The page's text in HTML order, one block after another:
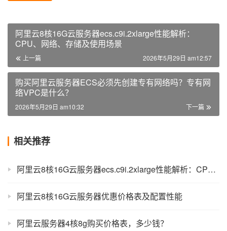
阿里云8核16G云服务器ecs.c9i.2xlarge性能解析：
CPU、网络、存储及使用场景
上一篇 2026年5月29日 am12:57
购买阿里云服务器ECS必须先创建专有网络吗？专有网
络VPC是什么？
下一篇
2026年5月29日 am10:32
相关推荐
阿里云8核16G云服务器ecs.c9i.2xlarge性能解析：CPU、网络、存储及使用场景
阿里云8核16G云服务器优惠价格表及配置性能
阿里云服务器4核8g购买价格表，多少钱？